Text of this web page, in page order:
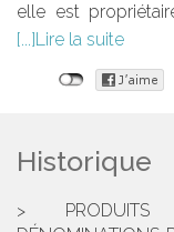
elle est
Lire la suite
Historique